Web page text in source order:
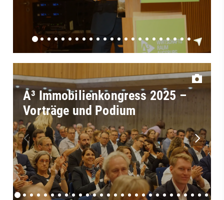
A³ Immobilienkongress 2025 –
Vorträge und Podium